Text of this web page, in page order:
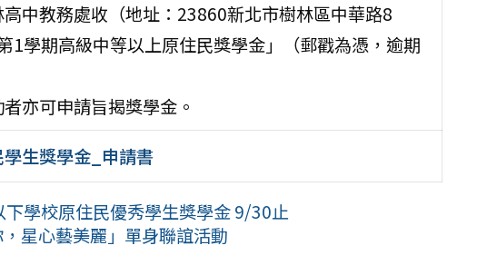
中教務處收（地址：23860新北市樹林區中華路8
1學期高級中等以上原住民獎學金」（郵戳為憑，逾期
亦可申請旨揭獎學金。
生獎學金_申請書
下學校原住民優秀學生獎學金 9/30止
星心藝美麗」單身聯誼活動